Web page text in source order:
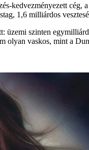
kedvezményezett
1,6 milliárdos
szinten
olyan vaskos, mint a